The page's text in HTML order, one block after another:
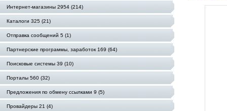
Интернет-магазины 2954 (214)
Каталоги 325 (21)
Отправка сообщений 5 (1)
Партнерские программы, заработок 169 (64)
Поисковые системы 39 (10)
Порталы 560 (32)
Предложения по обмену ссылками 9 (5)
Провайдеры 21 (4)